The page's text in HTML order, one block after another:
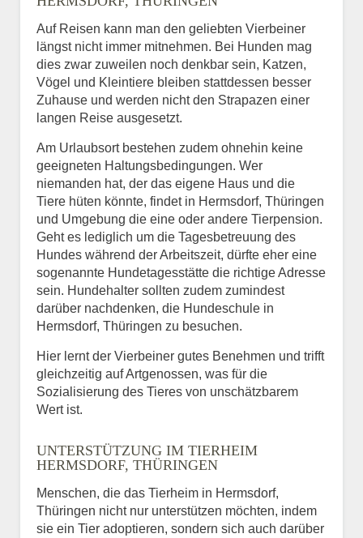
Auf Reisen kann man den geliebten Vierbeiner
längst nicht immer mitnehmen. Bei Hunden mag
dies zwar zuweilen noch denkbar sein, Katzen,
Vögel und Kleintiere bleiben stattdessen besser
Zuhause und werden nicht den Strapazen einer
langen Reise ausgesetzt.
Am Urlaubsort bestehen zudem ohnehin keine
geeigneten Haltungsbedingungen. Wer
niemanden hat, der das eigene Haus und die
Tiere hüten könnte, findet in Hermsdorf, Thüringen
und Umgebung die eine oder andere Tierpension.
Geht es lediglich um die Tagesbetreuung des
Hundes während der Arbeitszeit, dürfte eher eine
sogenannte Hundetagesstätte die richtige Adresse
sein. Hundehalter sollten zudem zumindest
darüber nachdenken, die Hundeschule in
Hermsdorf, Thüringen zu besuchen.
Hier lernt der Vierbeiner gutes Benehmen und trifft
gleichzeitig auf Artgenossen, was für die
Sozialisierung des Tieres von unschätzbarem
Wert ist.
UNTERSTÜTZUNG IM TIERHEIM
HERMSDORF, THÜRINGEN
Menschen, die das Tierheim in Hermsdorf,
Thüringen nicht nur unterstützen möchten, indem
sie ein Tier adoptieren, sondern sich auch darüber